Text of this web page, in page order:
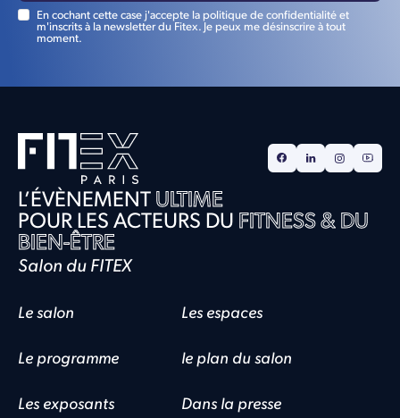
En cochant cette case j'accepte la politique de confidentialité et
m'inscrits à la newsletter du Fitex. Je peux me désinscrire à tout
moment.
L’ÉVÈNEMENT ULTIME
POUR LES ACTEURS DU FITNESS & DU
BIEN-ÊTRE
Salon du FITEX
Le salon Les espaces
Le programme le plan du salon
Les exposants Dans la presse